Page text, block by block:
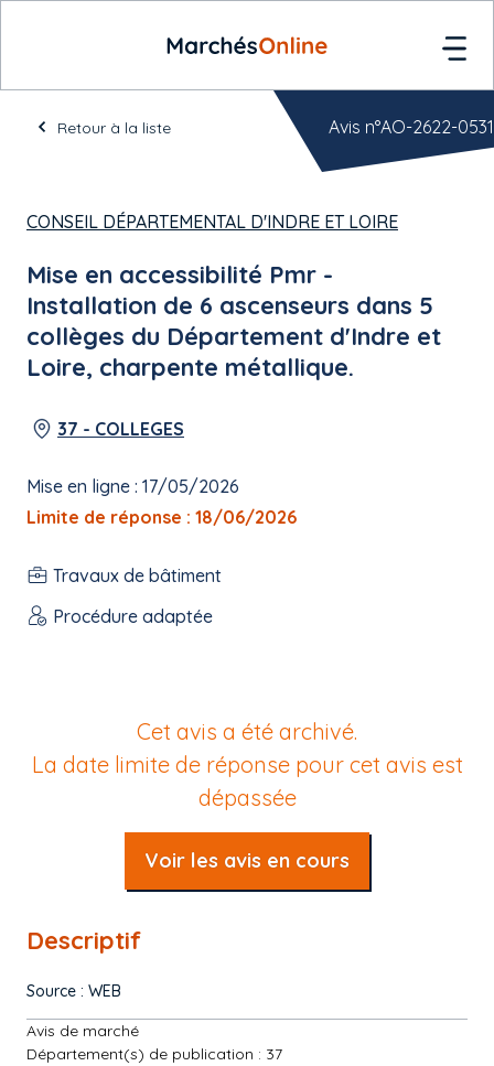
Retour à la liste
CONSEIL DÉPARTEMENTAL D'INDRE ET LOIRE
Mise en accessibilité Pmr -
Installation de 6 ascenseurs dans 5
collèges du Département d'Indre et
Loire, charpente métallique.
37 - COLLEGES
Mise en ligne : 17/05/2026
Limite de réponse : 18/06/2026
Travaux de bâtiment
Procédure adaptée
Avis n°AO-2622-0531
Cet avis a été archivé.
La date limite de réponse pour cet avis est
dépassée
Voir les avis en cours
Descriptif
Source : WEB
Avis de marché
Département(s) de publication : 37